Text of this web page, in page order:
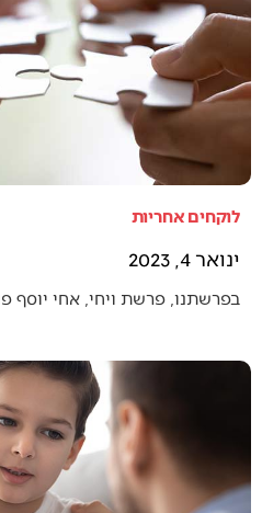
לוקחים אחריות
ינואר 4, 2023
בפרשתנו, פרשת ויחי, אחי יוסף